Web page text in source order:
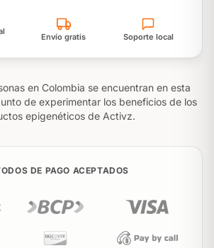
Envío gratis Soporte local
en Colombia se encuentran en esta
de experimentar los beneficios de los
epigenéticos de Activz.
DE PAGO ACEPTADOS